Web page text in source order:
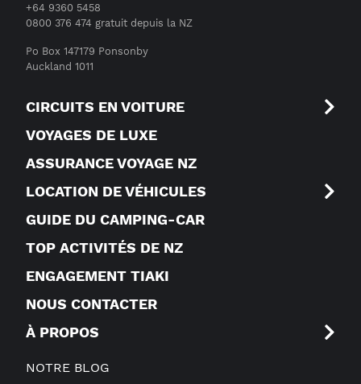
+64 9360 5458
0800 376 474 gratuit depuis la NZ
Po Box 147179 Ponsonby
Auckland 1011
CIRCUITS EN VOITURE
VOYAGES DE LUXE
ASSURANCE VOYAGE NZ
LOCATION DE VÉHICULES
GUIDE DU CAMPING-CAR
TOP ACTIVITÉS DE NZ
ENGAGEMENT TIAKI
NOUS CONTACTER
À PROPOS
NOTRE BLOG